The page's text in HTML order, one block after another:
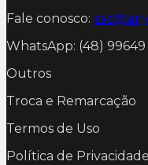
Fale conosco:
WhatsApp: (48) 99649
Outros
Troca e Remarcação
Termos de Uso
Política de Privacidade